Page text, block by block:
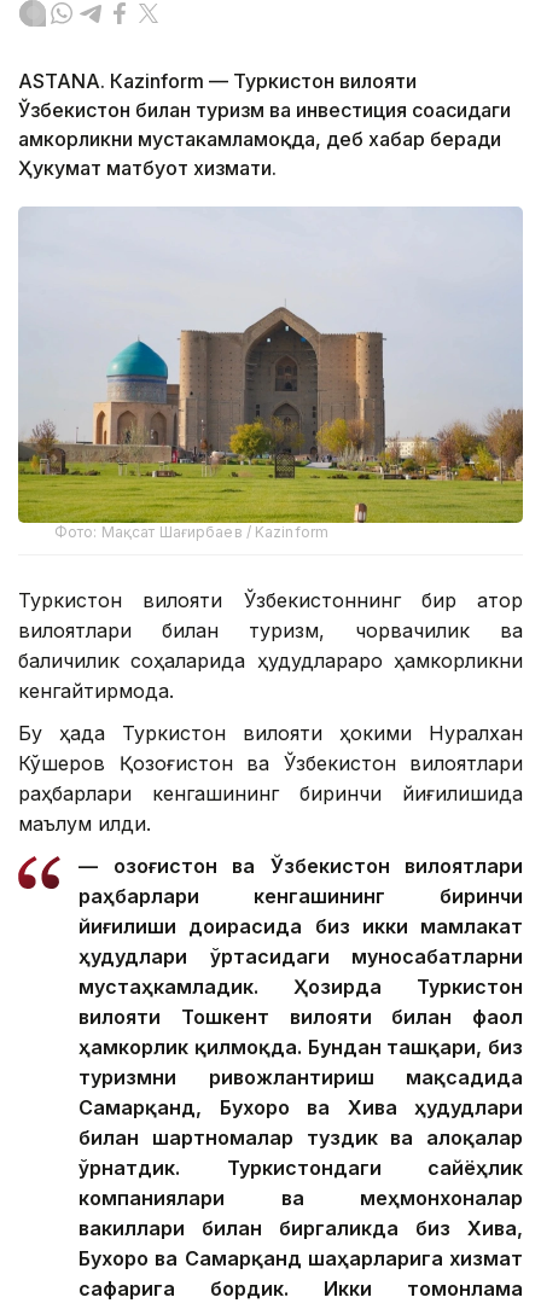
ASTANА. Кazinform — Туркистон вилояти
Ўзбекистон билан туризм ва инвестиция соҳасидаги
ҳамкорликни мустаҳкамламоқда, деб хабар беради
Ҳукумат матбуот хизмати.
Фото: Мақсат Шағирбаев / Kazinform
Туркистон вилояти Ўзбекистоннинг бир қатор
вилоятлари билан туризм, чорвачилик ва
балиқчилик соҳаларида ҳудудлараро ҳамкорликни
кенгайтирмоқда.
Бу ҳақда Туркистон вилояти ҳокими Нуралхан
Кўшеров Қозоғистон ва Ўзбекистон вилоятлари
раҳбарлари кенгашининг биринчи йиғилишида
маълум қилди.
— Қозоғистон ва Ўзбекистон вилоятлари
раҳбарлари кенгашининг биринчи
йиғилиши доирасида биз икки мамлакат
ҳудудлари ўртасидаги муносабатларни
мустаҳкамладик. Ҳозирда Туркистон
вилояти Тошкент вилояти билан фаол
ҳамкорлик қилмоқда. Бундан ташқари, биз
туризмни ривожлантириш мақсадида
Самарқанд, Бухоро ва Хива ҳудудлари
билан шартномалар туздик ва алоқалар
ўрнатдик. Туркистондаги сайёҳлик
компаниялари ва меҳмонхоналар
вакиллари билан биргаликда биз Хива,
Бухоро ва Самарқанд шаҳарларига хизмат
сафарига бордик. Икки томонлама